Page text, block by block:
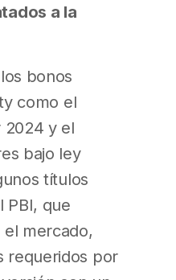
a la
bonos
como el
2024 y el
bajo ley
títulos
PBI, que
mercado,
requeridos por